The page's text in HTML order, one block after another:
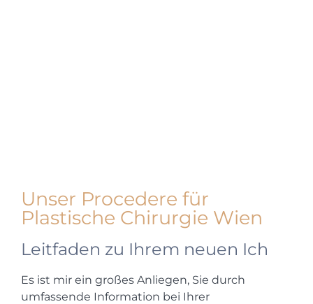
Unser Procedere für
Plastische Chirurgie Wien
Leitfaden zu Ihrem neuen Ich
Es ist mir ein großes Anliegen, Sie durch
umfassende Information bei Ihrer